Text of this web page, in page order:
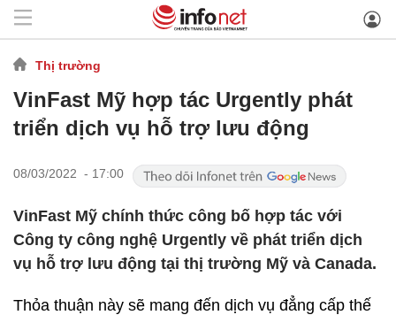
Thị trường
VinFast Mỹ hợp tác Urgently phát
triển dịch vụ hỗ trợ lưu động
08/03/2022 - 17:00
VinFast Mỹ chính thức công bố hợp tác với
Công ty công nghệ Urgently về phát triển dịch
vụ hỗ trợ lưu động tại thị trường Mỹ và Canada.
Thỏa thuận này sẽ mang đến dịch vụ đẳng cấp thế